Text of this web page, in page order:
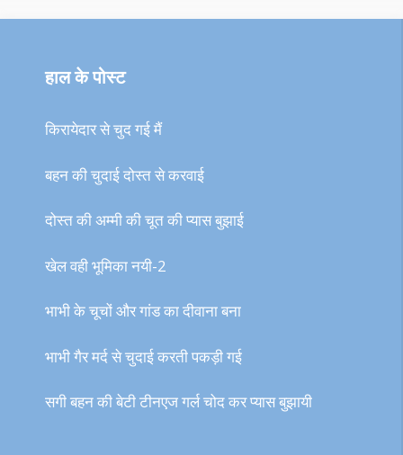
हाल के पोस्ट
किरायेदार से चुद गई मैं
बहन की चुदाई दोस्त से करवाई
दोस्त की अम्मी की चूत की प्यास बुझाई
खेल वही भूमिका नयी-2
भाभी के चूचों और गांड का दीवाना बना
भाभी गैर मर्द से चुदाई करती पकड़ी गई
सगी बहन की बेटी टीनएज गर्ल चोद कर प्यास बुझायी